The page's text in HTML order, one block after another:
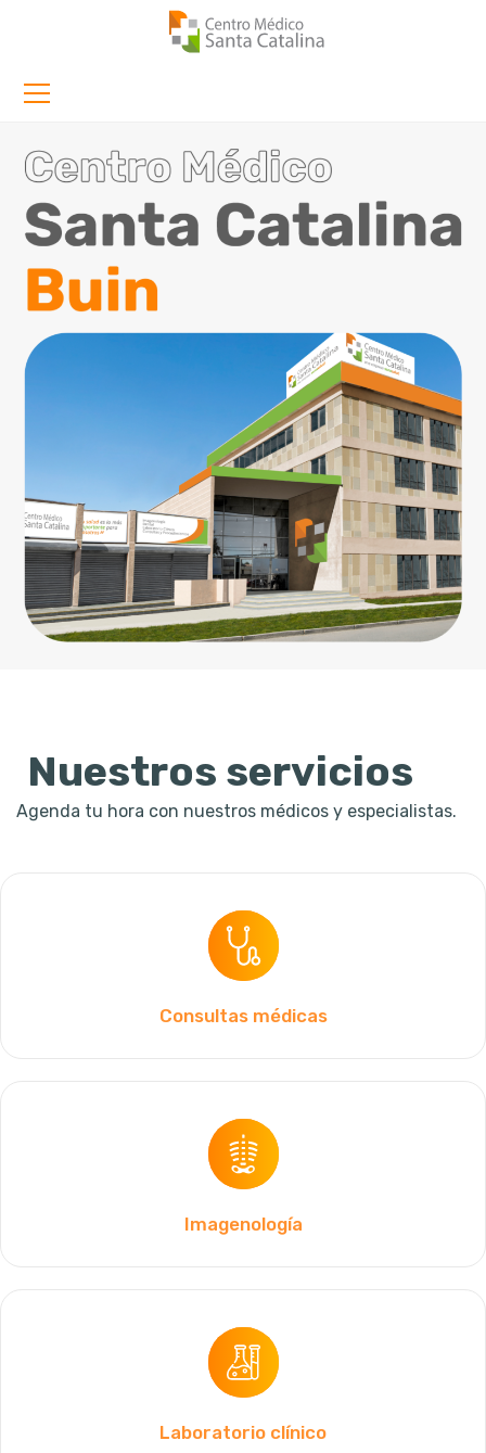
Nuestros servicios
Agenda tu hora con nuestros médicos y especialistas.
Consultas médicas
Imagenología
Laboratorio clínico